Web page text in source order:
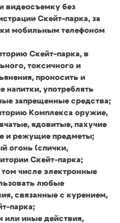
видеосъемку без
Скейт-парка, за
мобильным телефоном
Скейт-парка, в
токсичного и
проносить и
напитки, употреблять
запрещенные средства;
Комплекса оружие,
ядовитые, пахучие
и режущие предметы;
огонь (спички,
Скейт-парка;
числе электронные
любые
связанные с курением,
парка;
или иные действия,